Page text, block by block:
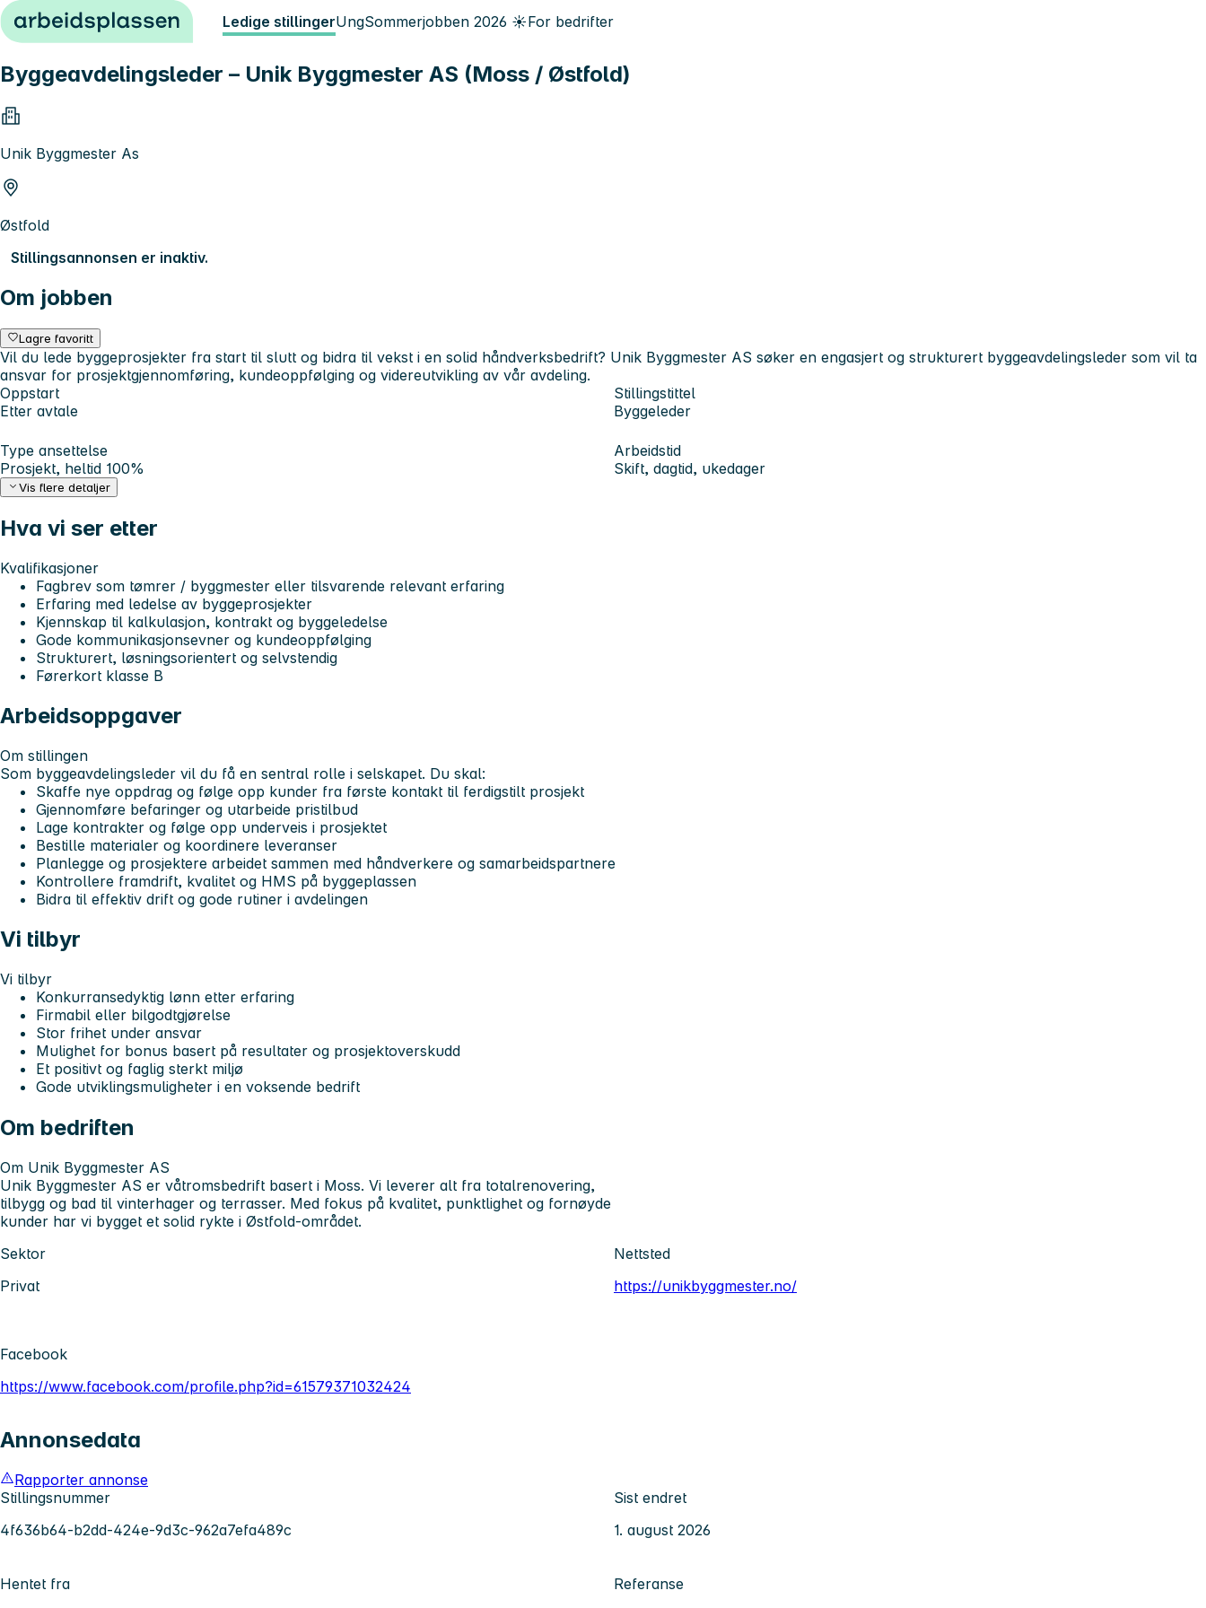
Hopp til innhold Ledige stillingerUngSommerjobben 2026 ☀️For bedrifter
Byggeavdelingsleder – Unik Byggmester AS (Moss / Østfold)
Unik Byggmester As
Østfold
Stillingsannonsen er inaktiv.
Om jobben
Lagre favoritt
Vil du lede byggeprosjekter fra start til slutt og bidra til vekst i en solid håndverksbedrift? Unik Byggmester AS søker en engasjert og strukturert byggeavdelingsleder som vil ta
ansvar for prosjektgjennomføring, kundeoppfølging og videreutvikling av vår avdeling.
Oppstart
Etter avtale
Stillingstittel
Byggeleder
Type ansettelse
Prosjekt, heltid 100%
Arbeidstid
Skift, dagtid, ukedager
Vis flere detaljer
Hva vi ser etter
Kvalifikasjoner
Fagbrev som tømrer / byggmester eller tilsvarende relevant erfaring
Erfaring med ledelse av byggeprosjekter
Kjennskap til kalkulasjon, kontrakt og byggeledelse
Gode kommunikasjonsevner og kundeoppfølging
Strukturert, løsningsorientert og selvstendig
Førerkort klasse B
Arbeidsoppgaver
Om stillingen
Som byggeavdelingsleder vil du få en sentral rolle i selskapet. Du skal:
Skaffe nye oppdrag og følge opp kunder fra første kontakt til ferdigstilt prosjekt
Gjennomføre befaringer og utarbeide pristilbud
Lage kontrakter og følge opp underveis i prosjektet
Bestille materialer og koordinere leveranser
Planlegge og prosjektere arbeidet sammen med håndverkere og samarbeidspartnere
Kontrollere framdrift, kvalitet og HMS på byggeplassen
Bidra til effektiv drift og gode rutiner i avdelingen
Vi tilbyr
Vi tilbyr
Konkurransedyktig lønn etter erfaring
Firmabil eller bilgodtgjørelse
Stor frihet under ansvar
Mulighet for bonus basert på resultater og prosjektoverskudd
Et positivt og faglig sterkt miljø
Gode utviklingsmuligheter i en voksende bedrift
Om bedriften
Om Unik Byggmester AS
Unik Byggmester AS er våtromsbedrift basert i Moss. Vi leverer alt fra totalrenovering,
tilbygg og bad til vinterhager og terrasser. Med fokus på kvalitet, punktlighet og fornøyde
kunder har vi bygget et solid rykte i Østfold-området.
Sektor
Privat
Nettsted
https://unikbyggmester.no/
Facebook
https://www.facebook.com/profile.php?id=61579371032424
Annonsedata
Rapporter annonse
Stillingsnummer
4f636b64-b2dd-424e-9d3c-962a7efa489c
Sist endret
1. august 2026
Hentet fra
Referanse